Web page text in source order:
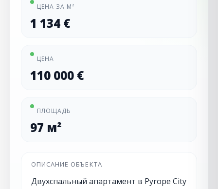
ЦЕНА ЗА М²
1 134 €
ЦЕНА
110 000 €
ПЛОЩАДЬ
97 м²
ОПИСАНИЕ ОБЪЕКТА
Двухспальный апартамент в Pyrope City